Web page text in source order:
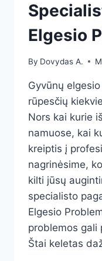
Elgesio
By Dovydas A.
Gyvūnų
rūpesčių
Nors kai kurie
namuose, kai
kreiptis į
nagrinėsime,
kilti jūsų
specialisto
Elgesio
problemos gali
Štai keletas